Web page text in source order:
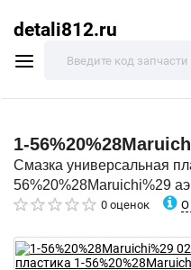
detali812.ru
1-
Смазка универсальная
56%20%28Maruichi%29
0 оценок О